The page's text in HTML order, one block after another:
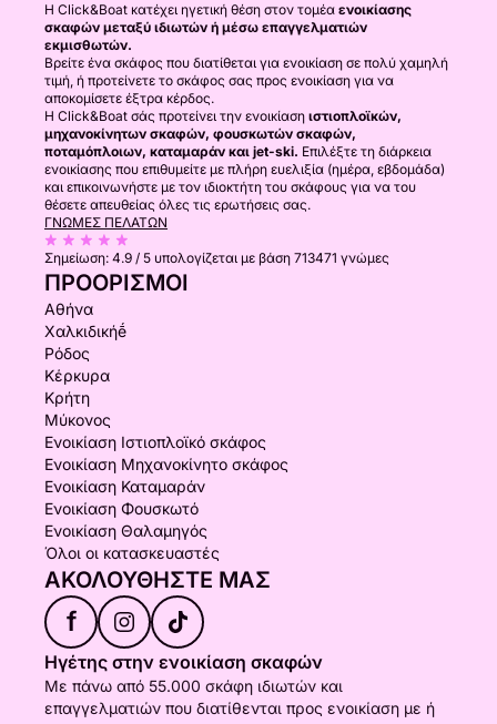
Η Click&Boat κατέχει ηγετική θέση στον τομέα ενοικίασης
σκαφών μεταξύ ιδιωτών ή μέσω επαγγελματιών
εκμισθωτών.
Βρείτε ένα σκάφος που διατίθεται για ενοικίαση σε πολύ χαμηλή
τιμή, ή προτείνετε το σκάφος σας προς ενοικίαση για να
αποκομίσετε έξτρα κέρδος.
Η Click&Boat σάς προτείνει την ενοικίαση ιστιοπλοϊκών,
μηχανοκίνητων σκαφών, φουσκωτών σκαφών,
ποταμόπλοιων, καταμαράν και jet-ski. Επιλέξτε τη διάρκεια
ενοικίασης που επιθυμείτε με πλήρη ευελιξία (ημέρα, εβδομάδα)
και επικοινωνήστε με τον ιδιοκτήτη του σκάφους για να του
θέσετε απευθείας όλες τις ερωτήσεις σας.
ΓΝΏΜΕΣ ΠΕΛΑΤΏΝ
Σημείωση: 4.9 / 5 υπολογίζεται με βάση 713471 γνώμες
ΠΡΟΟΡΙΣΜΟΊ
Αθήνα
Χαλκιδικήḗ
Ρόδος
Κέρκυρα
Κρήτη
Μύκονος
Ενοικίαση Ιστιοπλοϊκό σκάφος
Ενοικίαση Μηχανοκίνητο σκάφος
Ενοικίαση Καταμαράν
Ενοικίαση Φουσκωτό
Ενοικίαση Θαλαμηγός
Όλοι οι κατασκευαστές
ΑΚΟΛΟΥΘΉΣΤΕ ΜΑΣ
f
Ηγέτης στην ενοικίαση σκαφών
Με πάνω από 55.000 σκάφη ιδιωτών και
επαγγελματιών που διατίθενται προς ενοικίαση με ή